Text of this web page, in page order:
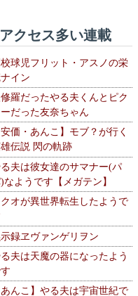
アクセス多い連載
球児フリット・アスノの栄
イン
修羅だったやる夫くんとピク
だった友奈ちゃん
安価・あんこ】モブ？が行く
伝説 閃の軌跡
夫は彼女達のサマナー(パ
なようです【メガテン】
クオが異世界転生したようで
録ヱヴァンゲリヲン
夫は天魔の器になったよう
あんこ】やる夫は宇宙世紀で